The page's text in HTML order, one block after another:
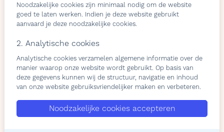
Bezoekers
Verlangslijstjes maken
Cadeaulijstje
personaliseren
Contacteer ons
Shops & belevingen
Wordt lid van onze L-club
Contacteer ons
Noodzakelijke cookies zijn minimaal nodig om de website
goed te laten werken. Indien je deze website gebruikt
aanvaard je deze noodzakelijke cookies.
2. Analytische cookies
Analytische cookies verzamelen algemene informatie over de
manier waarop onze website wordt gebruikt. Op basis van
deze gegevens kunnen wij de structuur, navigatie en inhoud
van onze website gebruiksvriendelijker maken en verbeteren.
Noodzakelijke cookies accepteren